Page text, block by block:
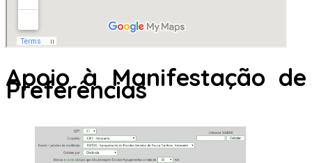
Apoio à Manifestação de
Preferências